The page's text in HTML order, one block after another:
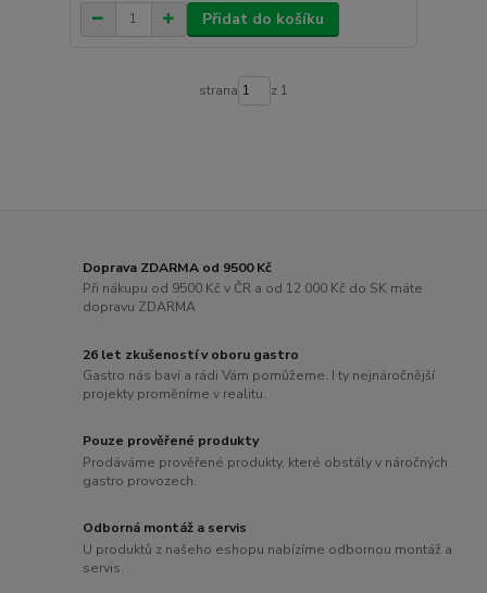
Přidat do košíku
strana z 1
Doprava ZDARMA od 9500 Kč
Při nákupu od 9500 Kč v ČR a od 12 000 Kč do SK máte
dopravu ZDARMA
26 let zkušeností v oboru gastro
Gastro nás baví a rádi Vám pomůžeme. I ty nejnáročnější
projekty proměníme v realitu.
Pouze prověřené produkty
Prodáváme prověřené produkty, které obstály v náročných
gastro provozech.
Odborná montáž a servis
U produktů z našeho eshopu nabízíme odbornou montáž a
servis.